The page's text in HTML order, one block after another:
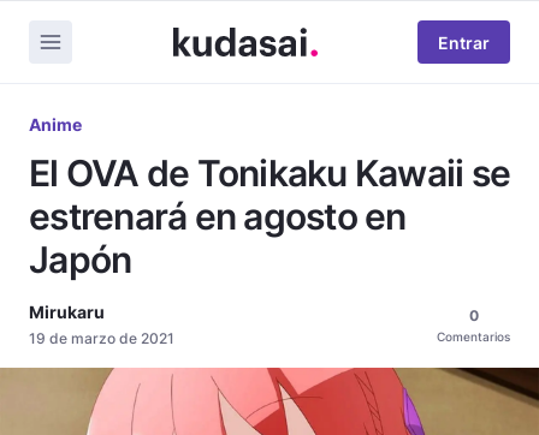
Entrar
Anime
El OVA de Tonikaku Kawaii se
estrenará en agosto en
Japón
Mirukaru
19 de marzo de 2021
0
Comentarios